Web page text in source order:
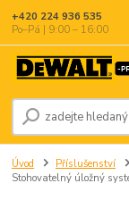
+420 224 936 535
Po–Pá | 9:00 – 16:00
Úvod Příslušenství
Stohovatelný úložný